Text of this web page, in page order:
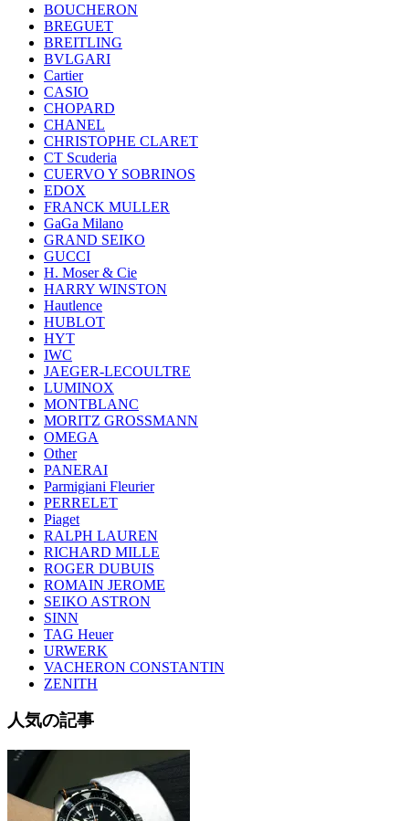
BOUCHERON
BREGUET
BREITLING
BVLGARI
Cartier
CASIO
CHOPARD
CHANEL
CHRISTOPHE CLARET
CT Scuderia
CUERVO Y SOBRINOS
EDOX
FRANCK MULLER
GaGa Milano
GRAND SEIKO
GUCCI
H. Moser & Cie
HARRY WINSTON
Hautlence
HUBLOT
HYT
IWC
JAEGER-LECOULTRE
LUMINOX
MONTBLANC
MORITZ GROSSMANN
OMEGA
Other
PANERAI
Parmigiani Fleurier
PERRELET
Piaget
RALPH LAUREN
RICHARD MILLE
ROGER DUBUIS
ROMAIN JEROME
SEIKO ASTRON
SINN
TAG Heuer
URWERK
VACHERON CONSTANTIN
ZENITH
人気の記事